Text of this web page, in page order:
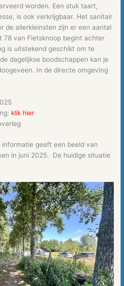
worden. Een stuk taart,
is ook verkrijgbaar. Het sanitair
de allerkleinsten zijn er een aantal
78 van Fietsknoop begint achter
is uitstekend geschikt om te
dagelijkse boodschappen kan je
In de directe omgeving
klik hier
informatie geeft een beeld van
in juni 2025. De huidige situatie